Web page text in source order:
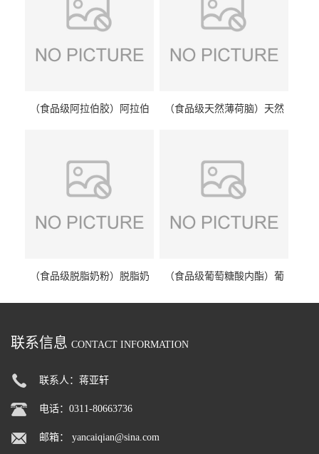
（食品级阿拉伯胶）阿拉伯
（食品级天然薄荷脑）天然
（食品级脱脂奶粉）脱脂奶
（食品级葡萄糖酸内酯）葡
联系信息 CONTACT INFORMATION
联系人：蒋亚轩
电话：0311-80663736
邮箱： yancaiqian@sina.com